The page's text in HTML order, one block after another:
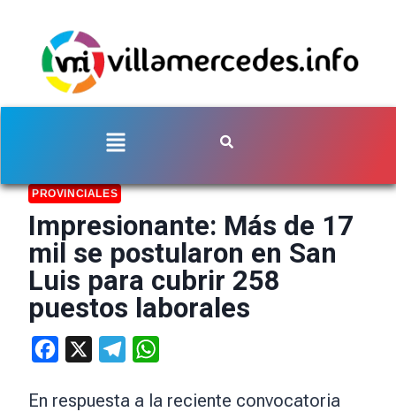
PROVINCIALES
Impresionante: Más de 17
mil se postularon en San
Luis para cubrir 258
puestos laborales
Facebook Telegram
En respuesta a la reciente convocatoria